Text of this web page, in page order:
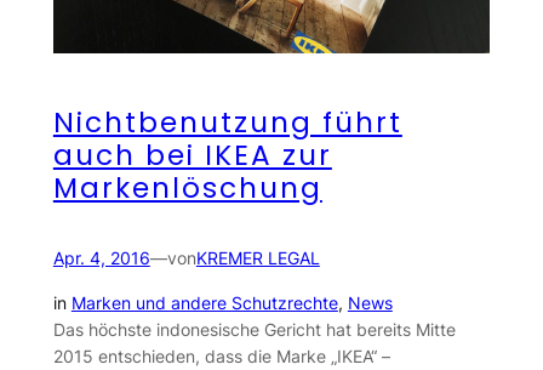
Nichtbenutzung führt
auch bei IKEA zur
Markenlöschung
Apr. 4, 2016—vonKREMER LEGAL
in Marken und andere Schutzrechte, News
Das höchste indonesische Gericht hat bereits Mitte
2015 entschieden, dass die Marke „IKEA“ –